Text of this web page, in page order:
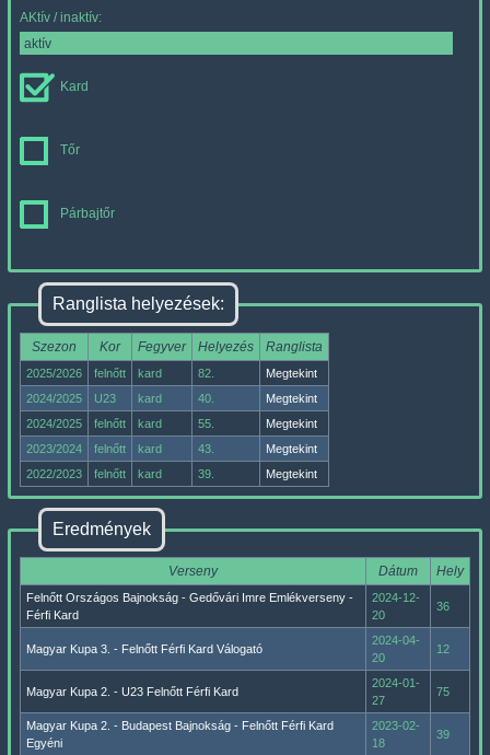
AKtív / inaktív:
Kard
Tőr
Párbajtőr
Ranglista helyezések:
Szezon Kor Fegyver Helyezés Ranglista
2025/2026 felnőtt kard 82.
Megtekint
2024/2025
U23 kard 40.
Megtekint
2024/2025
felnőtt kard 55.
Megtekint
2023/2024
felnőtt kard 43.
Megtekint
2022/2023
felnőtt kard 39. Megtekint
Eredmények
Verseny Dátum Hely
Felnőtt Országos Bajnokság - Gedővári Imre Emlékverseny -
Férfi Kard
2024-12-
20
36
Magyar Kupa 3. - Felnőtt Férfi Kard Válogató
2024-04-
20
12
Magyar Kupa 2. - U23 Felnőtt Férfi Kard
2024-01-
27
75
Magyar Kupa 2. - Budapest Bajnokság - Felnőtt Férfi Kard
Egyéni
2023-02-
18
39